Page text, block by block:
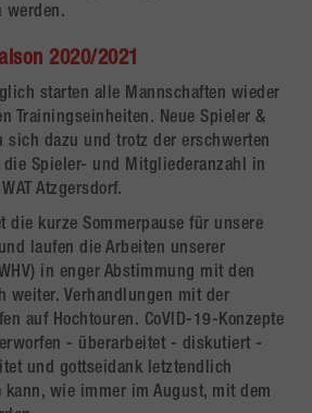
werden.
2020/2021
starten alle Mannschaften wieder
Trainingseinheiten. Neue Spieler &
sich dazu und trotz der erschwerten
Spieler- und Mitgliederanzahl in
Atzgersdorf.
die kurze Sommerpause für unsere
laufen die Arbeiten unserer
in enger Abstimmung mit den
weiter. Verhandlungen mit der
auf Hochtouren. CoVID-19-Konzepte
- überarbeitet - diskutiert -
und gottseidank letztendlich
kann, wie immer im August, mit dem